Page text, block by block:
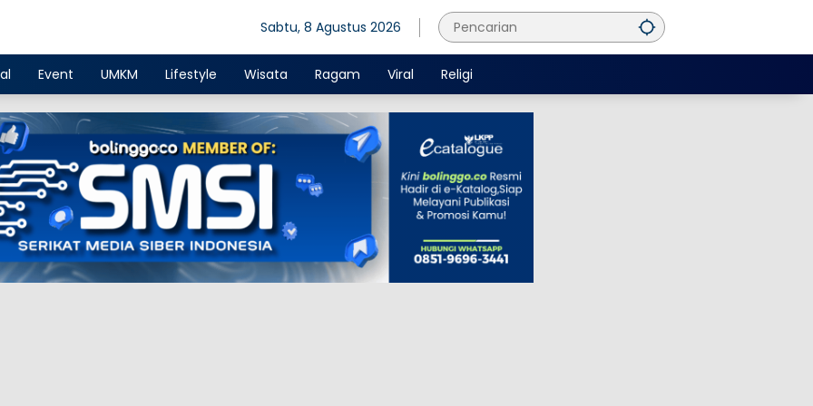
Sabtu, 8 Agustus 2026
Event UMKM Lifestyle Wisata Ragam Viral Religi